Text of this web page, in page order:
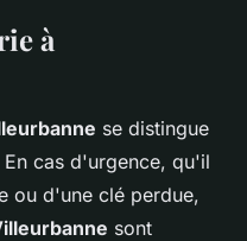
à
se distingue
cas d'urgence, qu'il
ou d'une clé perdue,
sont